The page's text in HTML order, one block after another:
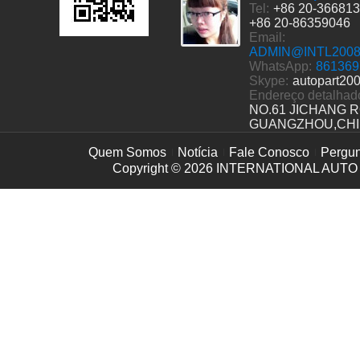
Tel: +86 20-
+86 20-86359046
Email:
WhatsApp:
Skype:
Endereço
NO.61 JICHANG
Quem Somos Notícia Fale Conosco
Copyright © 2026 INTERNATIONAL